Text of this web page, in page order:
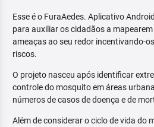
Esse é o FuraAedes. Aplicativo
para auxiliar os cidadãos a
ameaças ao seu redor incentivando-
riscos.
O projeto nasceu após identificar
controle do mosquito em áreas
números de casos de doença e de
Além de considerar o ciclo de vida do